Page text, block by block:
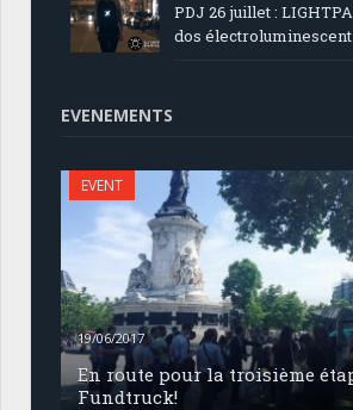
PDJ 26 juillet :
dos électroluminescent
EVENEMENTS
EVENT
19/06/2017
En route pour la troisième
Fundtruck!